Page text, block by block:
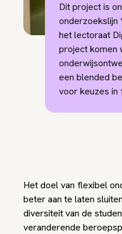
Dit project is
onderzoekslijn
het lectoraat
project komen
een blended
voor keuzes in
Het doel van flexibel
beter aan te laten
diversiteit van de
veranderende